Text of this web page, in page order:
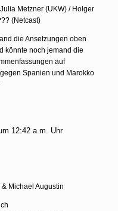
Metzner (UKW) / Holger
(Netcast)
die Ansetzungen oben
könnte noch jemand die
auf
Spanien und Marokko
12:42 a.m. Uhr
Michael Augustin